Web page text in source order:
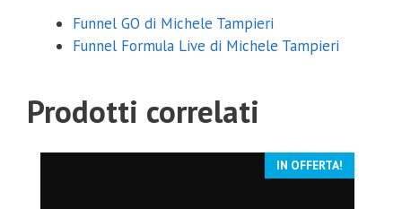
Funnel GO di Michele Tampieri
Funnel Formula Live di Michele Tampieri
Prodotti correlati
IN OFFERTA!